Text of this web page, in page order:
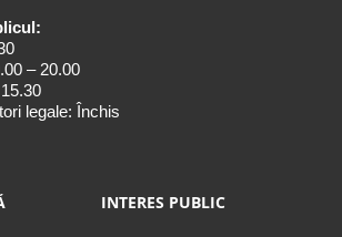
– 20.00
legale: Închis
INTERES PUBLIC